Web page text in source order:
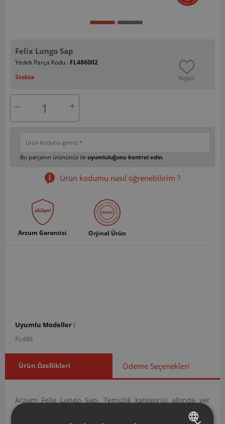
Felix Lungo Sap
Yedek Parça Kodu : FL486002
Stokta
Beğen
Bu parçanın ürününüz ile uyumluluğunu kontrol edin.
Ürün kodumu nasıl öğrenebilirim ?
Arzum Garantisi Orjinal Ürün
Uyumlu Modeller :
FL486
Ürün Özellikleri Ödeme Seçenekleri
Arzum Felix Lungo Sap, Temizlik kategorisi altında yer
alan Sap Grupları grubuna ait orijinal bir yedek parçadır.